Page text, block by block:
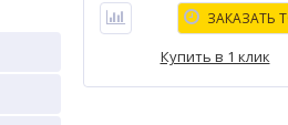
ЗАКАЗАТЬ
Купить в 1 клик